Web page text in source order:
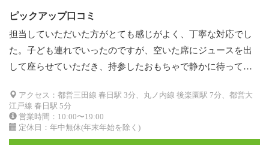
ピックアップ口コミ
担当していただいた方がとても感じがよく、丁寧な対応でし
た。子ども連れでいったのですが、空いた席にジュースを出
して座らせていただき、持参したおもちゃで静かに待って…
アクセス：都営三田線 春日駅 3分、丸ノ内線 後楽園駅 7分、都営大
江戸線 春日駅 5分
営業時間：10:00〜19:00
定休日：年中無休(年末年始を除く)